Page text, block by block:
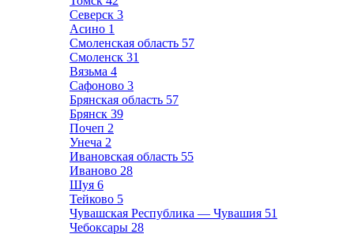
Северск 3
Асино 1
Смоленская область 57
Смоленск 31
Вязьма 4
Сафоново 3
Брянская область 57
Брянск 39
Почеп 2
Унеча 2
Ивановская область 55
Иваново 28
Шуя 6
Тейково 5
Чувашская Республика — Чувашия 51
Чебоксары 28